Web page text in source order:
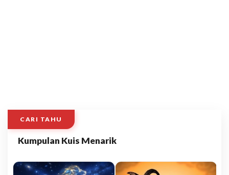
CARI TAHU
Kumpulan Kuis Menarik